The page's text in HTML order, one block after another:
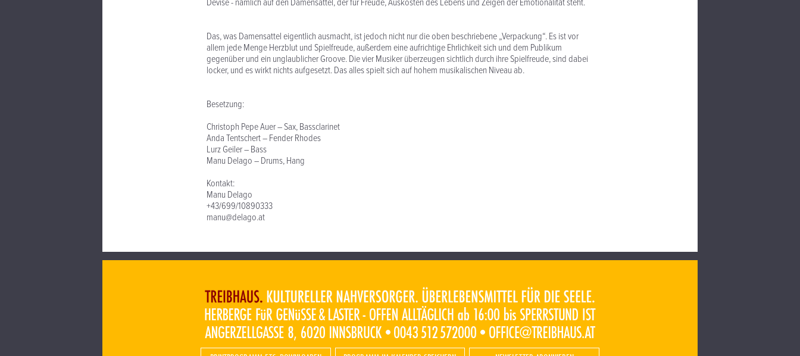
Devise - nämlich auf den Damensattel, der für Freude, Auskosten des Lebens und Zeigen der Emotionalität steht.
Das, was Damensattel eigentlich ausmacht, ist jedoch nicht nur die oben beschriebene „Verpackung“. Es ist vor
allem jede Menge Herzblut und Spielfreude, außerdem eine aufrichtige Ehrlichkeit sich und dem Publikum
gegenüber und ein unglaublicher Groove. Die vier Musiker überzeugen sichtlich durch ihre Spielfreude, sind dabei
locker, und es wirkt nichts aufgesetzt. Das alles spielt sich auf hohem musikalischen Niveau ab.
Besetzung:
Christoph Pepe Auer – Sax, Bassclarinet
Anda Tentschert – Fender Rhodes
Lurz Geiler – Bass
Manu Delago – Drums, Hang
Kontakt:
Manu Delago
+43/699/10890333
manu@delago.at